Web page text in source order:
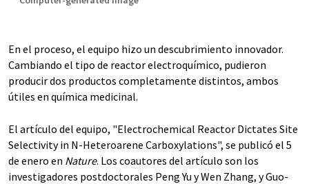
En el proceso, el equipo hizo un descubrimiento innovador.
Cambiando el tipo de reactor electroquímico, pudieron
producir dos productos completamente distintos, ambos
útiles en química medicinal.
El artículo del equipo, "Electrochemical Reactor Dictates Site
Selectivity in N-Heteroarene Carboxylations", se publicó el 5
de enero en Nature. Los coautores del artículo son los
investigadores postdoctorales Peng Yu y Wen Zhang, y Guo-